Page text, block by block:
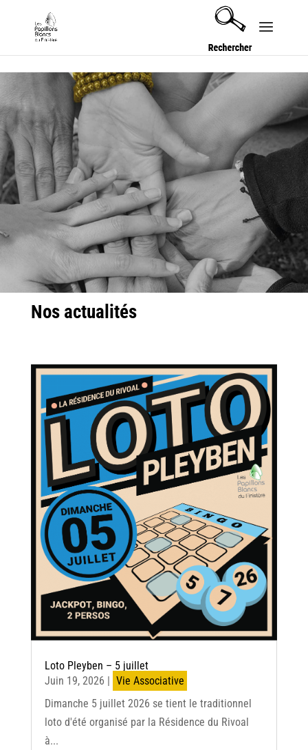
Security check failed
Nos actualités
Loto Pleyben – 5 juillet
Juin 19, 2026
Vie Associative
Dimanche 5 juillet 2026 se tient le traditionnel
loto d'été organisé par la Résidence du Rivoal
à...